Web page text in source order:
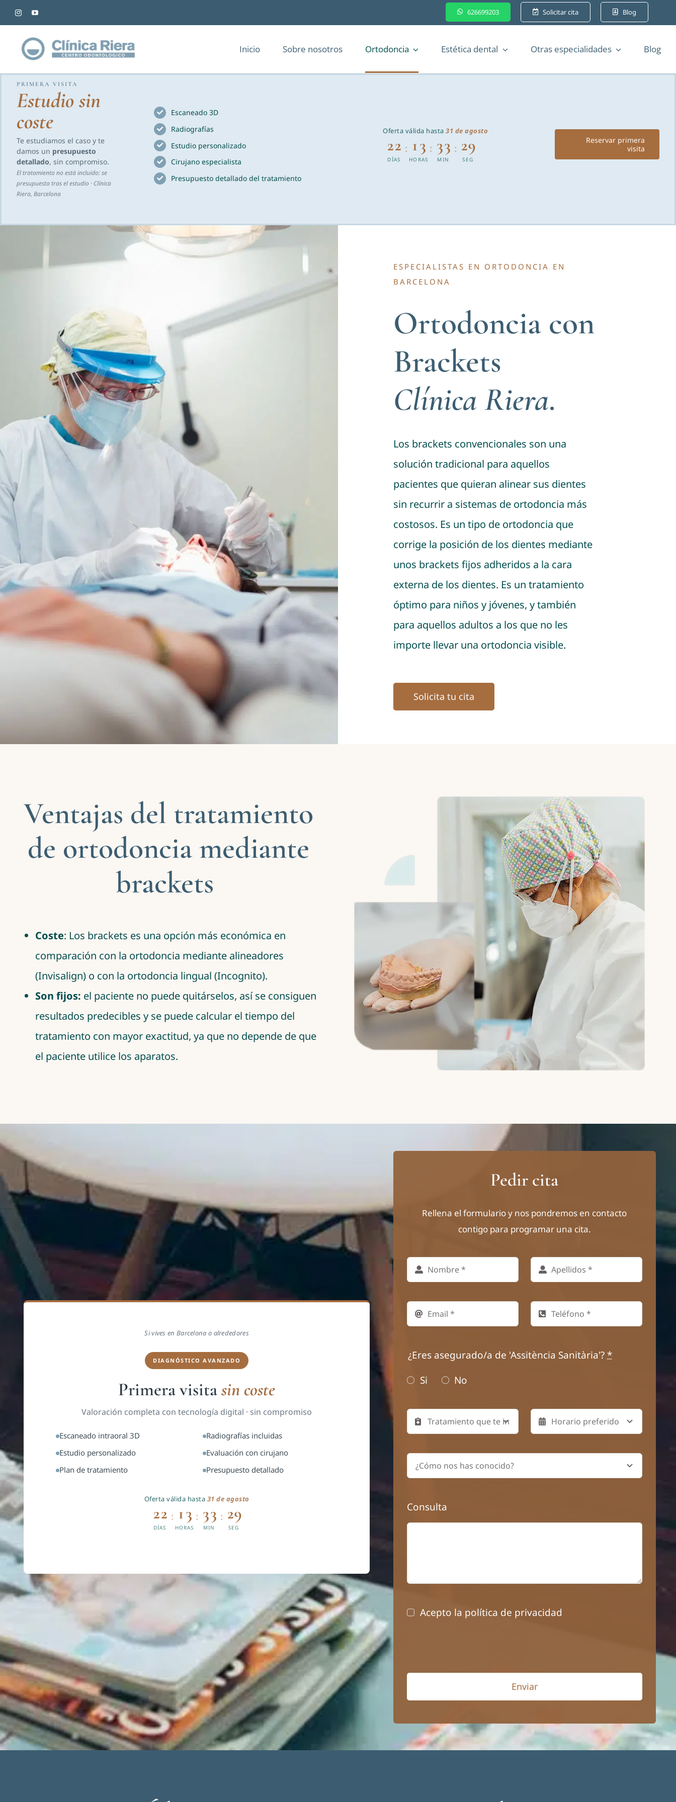
Saltar
al
contenido
626699203 Solicitar cita Blog
Inicio Sobre nosotros Ortodoncia Estética dental Otras especialidades Blog
PRIMERA VISITA
Estudio sin
coste
Te estudiamos el caso y te
damos un presupuesto
detallado, sin compromiso.
El tratamiento no está incluido: se
presupuesta tras el estudio · Clínica
Riera, Barcelona
Escaneado 3D
Radiografías
Estudio personalizado
Cirujano especialista
Presupuesto detallado del tratamiento
Oferta válida hasta31 de agosto
22
DÍAS
: 13
HORAS
: 33
MIN
: 28
SEG
Reservar primera
visita
ESPECIALISTAS EN ORTODONCIA EN
BARCELONA
Ortodoncia con
Brackets
Clínica Riera.
Los brackets convencionales son una
solución tradicional para aquellos
pacientes que quieran alinear sus dientes
sin recurrir a sistemas de ortodoncia más
costosos. Es un tipo de ortodoncia que
corrige la posición de los dientes mediante
unos brackets fijos adheridos a la cara
externa de los dientes. Es un tratamiento
óptimo para niños y jóvenes, y también
para aquellos adultos a los que no les
importe llevar una ortodoncia visible.
Solicita tu cita
Ventajas del tratamiento
de ortodoncia mediante
brackets
Coste: Los brackets es una opción más económica en
comparación con la ortodoncia mediante alineadores
(Invisalign) o con la ortodoncia lingual (Incognito).
Son fijos: el paciente no puede quitárselos, así se consiguen
resultados predecibles y se puede calcular el tiempo del
tratamiento con mayor exactitud, ya que no depende de que
el paciente utilice los aparatos.
Si vives en Barcelona o alrededores
DIAGNÓSTICO AVANZADO
Primera visitasin coste
Valoración completa con tecnología digital · sin compromiso
Escaneado intraoral 3D
Radiografías incluidas
Estudio personalizado
Evaluación con cirujano
Plan de tratamiento
Presupuesto detallado
Oferta válida hasta 31 de agosto
22
DÍAS
: 13
HORAS
: 33
MIN
: 28
SEG
Pedir cita
Rellena el formulario y nos pondremos en contacto
contigo para programar una cita.
¿Eres asegurado/a de 'Assitència Sanitària'?*
Si
No
Consulta
Acepto la política de privacidad
Enviar